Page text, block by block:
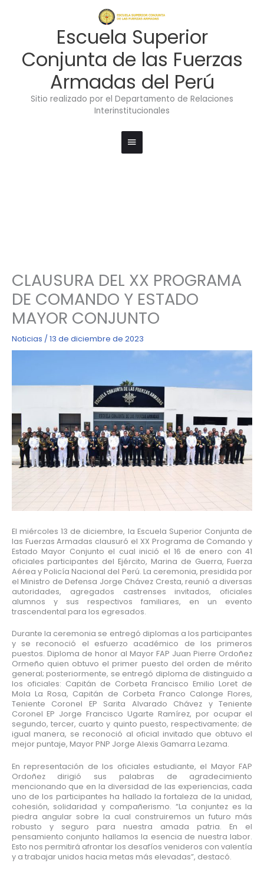
Escuela Superior
Conjunta de las Fuerzas
Armadas del Perú
Sitio realizado por el Departamento de Relaciones
Interinstitucionales
principal
CLAUSURA DEL XX PROGRAMA
DE COMANDO Y ESTADO
MAYOR CONJUNTO
Noticias / 13 de diciembre de 2023
El miércoles 13 de diciembre, la Escuela Superior Conjunta de
las Fuerzas Armadas clausuró el XX Programa de Comando y
Estado Mayor Conjunto el cual inició el 16 de enero con 41
oficiales participantes del Ejército, Marina de Guerra, Fuerza
Aérea y Policía Nacional del Perú. La ceremonia, presidida por
el Ministro de Defensa Jorge Chávez Cresta, reunió a diversas
autoridades, agregados castrenses invitados, oficiales
alumnos y sus respectivos familiares, en un evento
trascendental para los egresados.
Durante la ceremonia se entregó diplomas a los participantes
y se reconoció el esfuerzo académico de los primeros
puestos. Diploma de honor al Mayor FAP Juan Pierre Ordoñez
Ormeño quien obtuvo el primer puesto del orden de mérito
general; posteriormente, se entregó diploma de distinguido a
los oficiales: Capitán de Corbeta Francisco Emilio Loret de
Mola La Rosa, Capitán de Corbeta Franco Calonge Flores,
Teniente Coronel EP Sarita Alvarado Chávez y Teniente
Coronel EP Jorge Francisco Ugarte Ramírez, por ocupar el
segundo, tercer, cuarto y quinto puesto, respectivamente; de
igual manera, se reconoció al oficial invitado que obtuvo el
mejor puntaje, Mayor PNP Jorge Alexis Gamarra Lezama.
En representación de los oficiales estudiante, el Mayor FAP
Ordoñez dirigió sus palabras de agradecimiento
mencionando que en la diversidad de las experiencias, cada
uno de los participantes ha hallado la fortaleza de la unidad,
cohesión, solidaridad y compañerismo. “La conjuntez es la
piedra angular sobre la cual construiremos un futuro más
robusto y seguro para nuestra amada patria. En el
pensamiento conjunto hallamos la esencia de nuestra labor.
Esto nos permitirá afrontar los desafíos venideros con valentía
y a trabajar unidos hacia metas más elevadas”, destacó.